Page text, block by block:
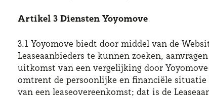
Artikel 3 Diensten Yoyomove
3.1 Yoyomove biedt door middel van de
Leaseaanbieders te kunnen zoeken,
uitkomst van een vergelijking door
omtrent de persoonlijke en financiële
van een leaseovereenkomst; dat is de